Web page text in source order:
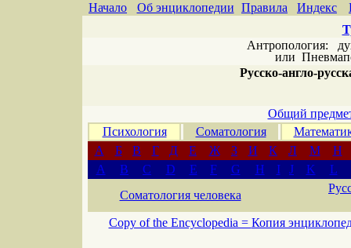
Начало Об энциклопедии Правила Индекс
Антропология:
или
Русско-англо-
Общий
Психология
Соматология
А
Б В Г Д Е Ж З И К Л М
Н
A
B C D E F G H I J K
L
Соматология человека
Copy of the Encyclopedia = Копия